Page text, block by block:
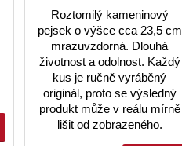
Roztomilý kameninový
pejsek o výšce cca 23,5 cm
mrazuvzdorná. Dlouhá
životnost a odolnost. Každý
kus je ručně vyráběný
originál, proto se výsledný
produkt může v reálu mírně
lišit od zobrazeného.